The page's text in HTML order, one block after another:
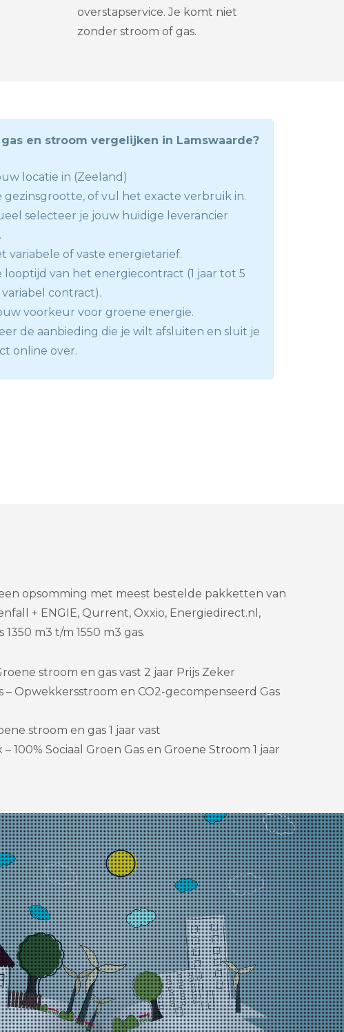
overstapservice. Je komt niet
zonder stroom of gas.
gas en stroom vergelijken in Lamswaarde?
locatie in (Zeeland)
gezinsgrootte, of vul het exacte verbruik in.
selecteer je jouw huidige leverancier
variabele of vaste energietarief.
looptijd van het energiecontract (1 jaar tot 5
variabel contract).
voorkeur voor groene energie.
de aanbieding die je wilt afsluiten en sluit je
online over.
opsomming met meest bestelde pakketten van
+ ENGIE, Qurrent, Oxxio, Energiedirect.nl,
m3 t/m 1550 m3 gas.
stroom en gas vast 2 jaar Prijs Zeker
– Opwekkersstroom en CO2-gecompenseerd Gas
stroom en gas 1 jaar vast
100% Sociaal Groen Gas en Groene Stroom 1 jaar